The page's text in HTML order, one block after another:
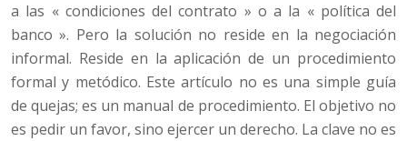
a las « condiciones del contrato » o a la « política del
banco ». Pero la solución no reside en la negociación
informal. Reside en la aplicación de un procedimiento
formal y metódico. Este artículo no es una simple guía
de quejas; es un manual de procedimiento. El objetivo no
es pedir un favor, sino ejercer un derecho. La clave no es